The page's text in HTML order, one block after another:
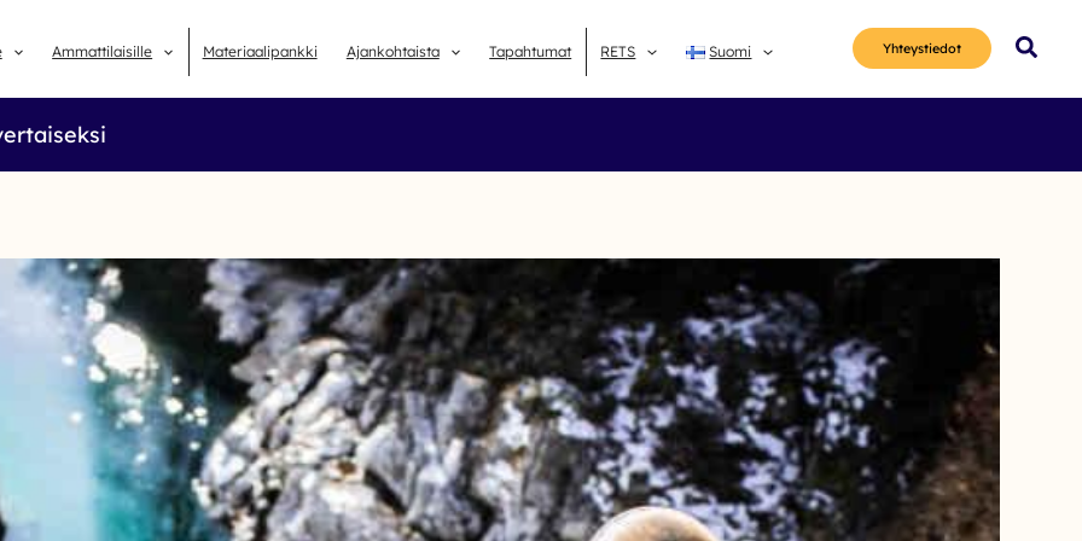
Ammattilaisille Materiaalipankki Ajankohtaista Tapahtumat RETS Suomi Yhteys­tiedot Hae